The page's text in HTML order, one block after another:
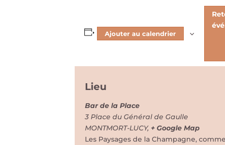
Ajouter au calendrier
Lieu
Bar de la Place
3 Place du Général de Gaulle
MONTMORT-LUCY, + Google Map
Les Paysages de la Champagne,